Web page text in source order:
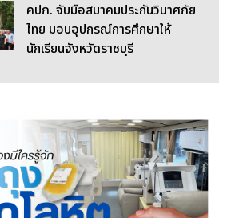
คปภ. จับมือสมาคมประกันวินาศภัย
ไทย มอบอุปกรณ์การศึกษาให้
นักเรียนจังหวัดราชบุรี